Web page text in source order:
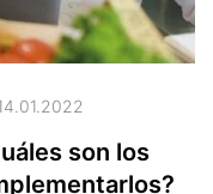
son los